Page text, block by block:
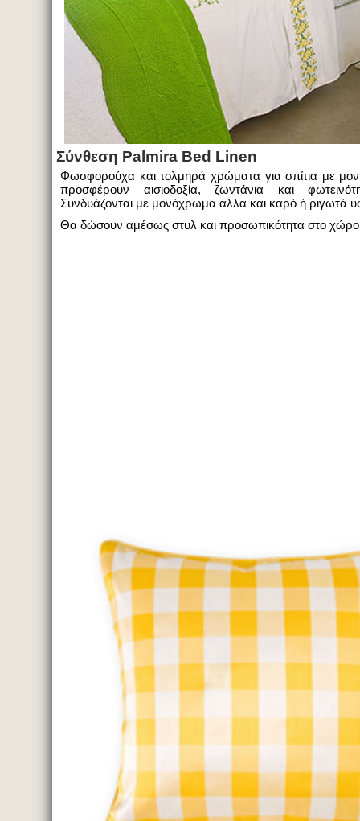
Σύνθεση Palmira Bed Linen
Φωσφορούχα και τολμηρά χρώματα για σπίτια με
προσφέρουν αισιοδοξία, ζωντάνια και
Συνδυάζονται με μονόχρωμα αλλα και καρό ή ριγωτά
Θα δώσουν αμέσως στυλ και προσωπικότητα στο